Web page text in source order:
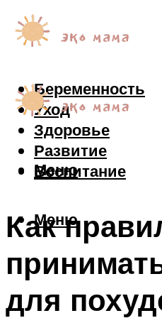
Беременность
Уход
Здоровье
Развитие
Воспитание
Меню
Меню
Как
для